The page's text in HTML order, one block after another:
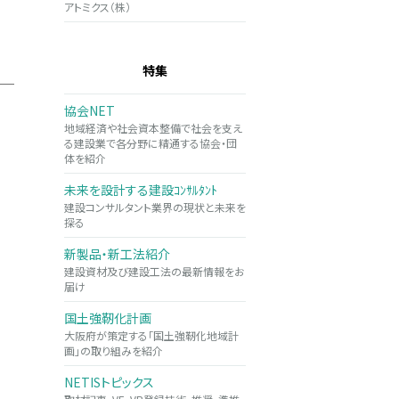
アトミクス（株）
特集
協会NET
地域経済や社会資本整備で社会を支え
る建設業で各分野に精通する協会・団
体を紹介
未来を設計する建設ｺﾝｻﾙﾀﾝﾄ
建設コンサルタント業界の現状と未来を
探る
新製品・新工法紹介
建設資材及び建設工法の最新情報をお
届け
国土強靭化計画
大阪府が策定する「国土強靭化地域計
画」の取り組みを紹介
NETISトピックス